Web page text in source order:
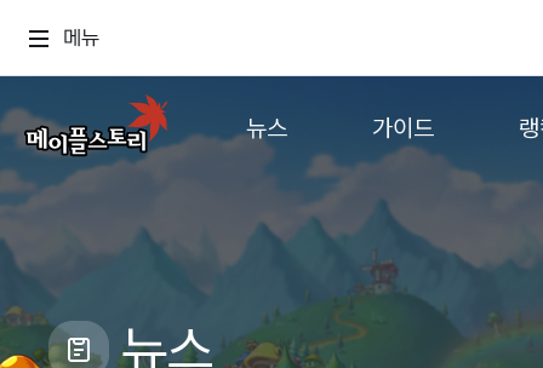
메뉴
뉴스
공지사항
업데이트
캐시샵 공지
메이플 알림판
with maple
가이드
게임정보
직업소개
확률형 아이템
NEXON NOW
뉴스